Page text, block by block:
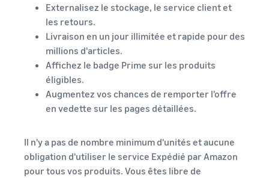
Externalisez le stockage, le service client et
les retours.
Livraison en un jour illimitée et rapide pour des
millions d'articles.
Affichez le badge Prime sur les produits
éligibles.
Augmentez vos chances de remporter l'offre
en vedette sur les pages détaillées.
Il n'y a pas de nombre minimum d'unités et aucune
obligation d'utiliser le service Expédié par Amazon
pour tous vos produits. Vous êtes libre de